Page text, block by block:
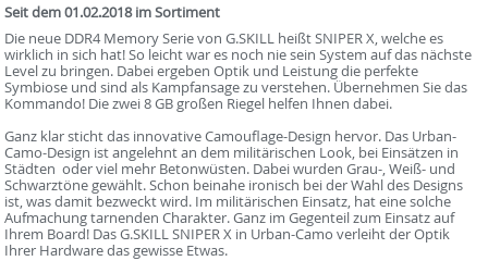
Seit dem 01.02.2018 im Sortiment
Die neue DDR4 Memory Serie von G.SKILL heißt SNIPER X, welche es
wirklich in sich hat! So leicht war es noch nie sein System auf das nächste
Level zu bringen. Dabei ergeben Optik und Leistung die perfekte
Symbiose und sind als Kampfansage zu verstehen. Übernehmen Sie das
Kommando! Die zwei 8 GB großen Riegel helfen Ihnen dabei.
Ganz klar sticht das innovative Camouflage-Design hervor. Das Urban-
Camo-Design ist angelehnt an dem militärischen Look, bei Einsätzen in
Städten  oder viel mehr Betonwüsten. Dabei wurden Grau-, Weiß- und
Schwarztöne gewählt. Schon beinahe ironisch bei der Wahl des Designs
ist, was damit bezweckt wird. Im militärischen Einsatz, hat eine solche
Aufmachung tarnenden Charakter. Ganz im Gegenteil zum Einsatz auf
Ihrem Board! Das G.SKILL SNIPER X in Urban-Camo verleiht der Optik
Ihrer Hardware das gewisse Etwas.